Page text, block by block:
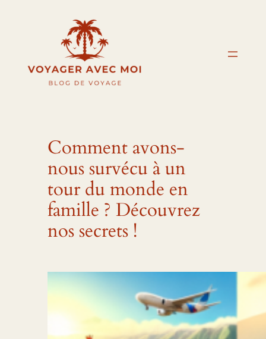
Comment avons-
nous survécu à un
tour du monde en
famille ? Découvrez
nos secrets !